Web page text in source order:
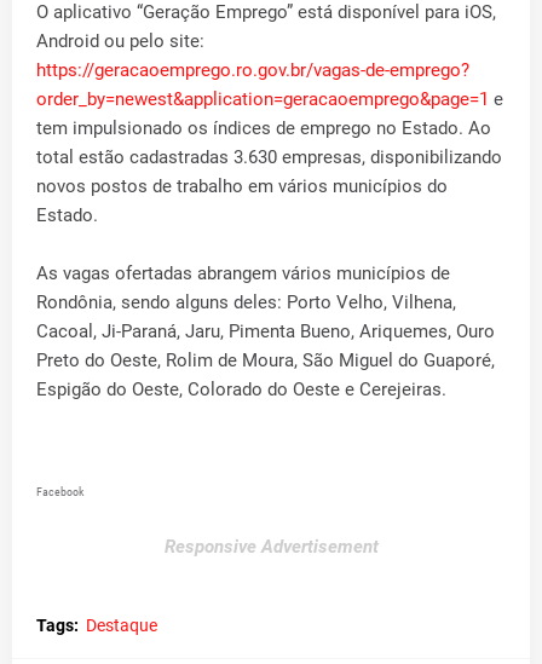
O aplicativo “Geração Emprego” está disponível para iOS,
Android ou pelo site:
https://geracaoemprego.ro.gov.br/vagas-de-emprego?
order_by=newest&application=geracaoemprego&page=1 e
tem impulsionado os índices de emprego no Estado. Ao
total estão cadastradas 3.630 empresas, disponibilizando
novos postos de trabalho em vários municípios do
Estado.
As vagas ofertadas abrangem vários municípios de
Rondônia, sendo alguns deles: Porto Velho, Vilhena,
Cacoal, Ji-Paraná, Jaru, Pimenta Bueno, Ariquemes, Ouro
Preto do Oeste, Rolim de Moura, São Miguel do Guaporé,
Espigão do Oeste, Colorado do Oeste e Cerejeiras.
Facebook
Responsive Advertisement
Tags: Destaque